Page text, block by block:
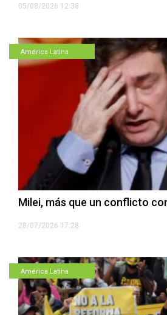
05/08/2026 12:38
América Latina
Milei, más que un conflicto
28/07/2026 17:28
América Latina